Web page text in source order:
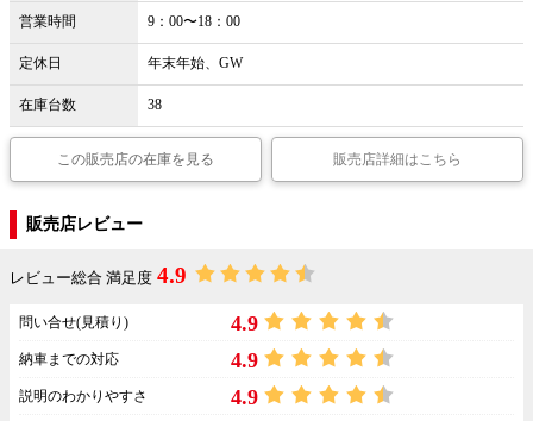
営業時間 9：00〜18：00
定休日 年末年始、GW
在庫台数 38
この販売店の在庫を見る 販売店詳細はこちら
販売店レビュー
レビュー総合 満足度 4.9
問い合せ(見積り) 4.9
納車までの対応 4.9
説明のわかりやすさ 4.9